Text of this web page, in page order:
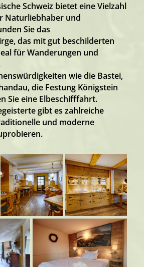
Schweiz bietet eine Vielzahl
Naturliebhaber und
Sie das
das mit gut beschilderten
für Wanderungen und
wie die Bastei,
die Festung Königstein
Sie eine Elbeschifffahrt.
gibt es zahlreiche
und moderne